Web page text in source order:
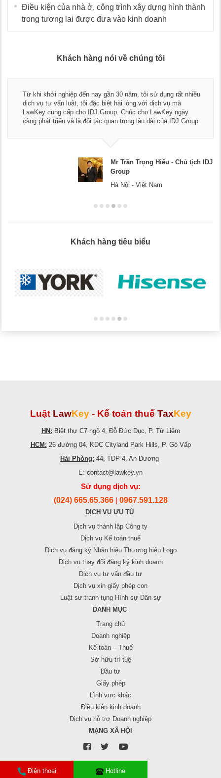
Điều kiện của nhà ở, công trình xây dựng hình thành
trong tương lai được đưa vào kinh doanh
Khách hàng nói về chúng tôi
nhiều
Group.
Thay mặt Công ty Dương Cafe, tôi xin chân thành
ngũ luật sư, kế toán của LawKey. Thực sự yên tâm
dụng dịch vụ tư vấn pháp luật và kế toán thuế bên
Chúc các bạn phát triển hơn, phục vụ tốt hơn cho
Hà Nội
Khách hàng tiêu biểu
Điện thoại Hotline
Luật LawKey - Kế toán thuế TaxKey
HN: Biệt thự C7 ngõ 4, Đỗ Đức Dục, P. Từ Liêm
HCM: 26 đường 04, KDC Cityland Park Hills, P. Gò Vấp
Hải Phòng: 44, TDP 4, An Dương
E: contact@lawkey.vn
Sử dụng dịch vụ:
(024) 665.65.366 0967.591.128
DỊCH VỤ ƯU TÚ
Dịch vụ thành lập Công ty
Dịch vụ Kế toán thuế
Dịch vụ đăng ký Nhãn hiệu Thương hiệu Logo
Dịch vụ thay đổi đăng ký kinh doanh
Dịch vụ tư vấn đầu tư
Dịch vụ xin giấy phép con
Luật sư tranh tụng Hình sự Dân sự
DANH MỤC
Trang chủ
Doanh nghiệp
Kế toán – Thuế
Sở hữu trí tuệ
Đầu tư
Giấy phép
Lĩnh vực khác
Điều kiện kinh doanh
Dịch vụ hỗ trợ Doanh nghiệp
MẠNG XÃ HỘI